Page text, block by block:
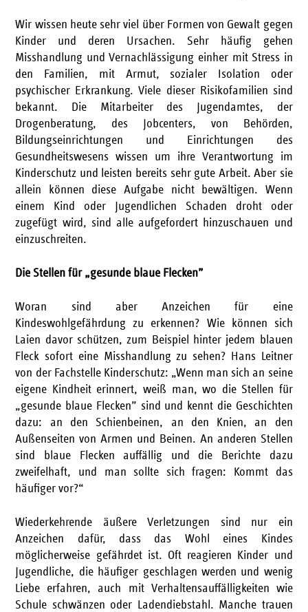
Wir wissen heute sehr viel über Formen von Gewalt gegen
Kinder und deren Ursachen. Sehr häufig gehen
Misshandlung und Vernachlässigung einher mit Stress in
den Familien, mit Armut, sozialer Isolation oder
psychischer Erkrankung. Viele dieser Risikofamilien sind
bekannt. Die Mitarbeiter des Jugendamtes, der
Drogenberatung, des Jobcenters, von Behörden,
Bildungseinrichtungen und Einrichtungen des
Gesundheitswesens wissen um ihre Verantwortung im
Kinderschutz und leisten bereits sehr gute Arbeit. Aber sie
allein können diese Aufgabe nicht bewältigen. Wenn
einem Kind oder Jugendlichen Schaden droht oder
zugefügt wird, sind alle aufgefordert hinzuschauen und
einzuschreiten.
Die Stellen für „gesunde blaue Flecken”
Woran sind aber Anzeichen für eine
Kindeswohlgefährdung zu erkennen? Wie können sich
Laien davor schützen, zum Beispiel hinter jedem blauen
Fleck sofort eine Misshandlung zu sehen? Hans Leitner
von der Fachstelle Kinderschutz: „Wenn man sich an seine
eigene Kindheit erinnert, weiß man, wo die Stellen für
„gesunde blaue Flecken” sind und kennt die Geschichten
dazu: an den Schienbeinen, an den Knien, an den
Außenseiten von Armen und Beinen. An anderen Stellen
sind blaue Flecken auffällig und die Berichte dazu
zweifelhaft, und man sollte sich fragen: Kommt das
häufiger vor?“
Wiederkehrende äußere Verletzungen sind nur ein
Anzeichen dafür, dass das Wohl eines Kindes
möglicherweise gefährdet ist. Oft reagieren Kinder und
Jugendliche, die häufiger geschlagen werden und wenig
Liebe erfahren, auch mit Verhaltensauffälligkeiten wie
Schule schwänzen oder Ladendiebstahl. Manche trauen